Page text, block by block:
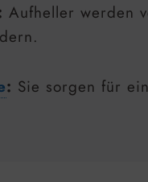
Aufheller werden
: Sie sorgen für